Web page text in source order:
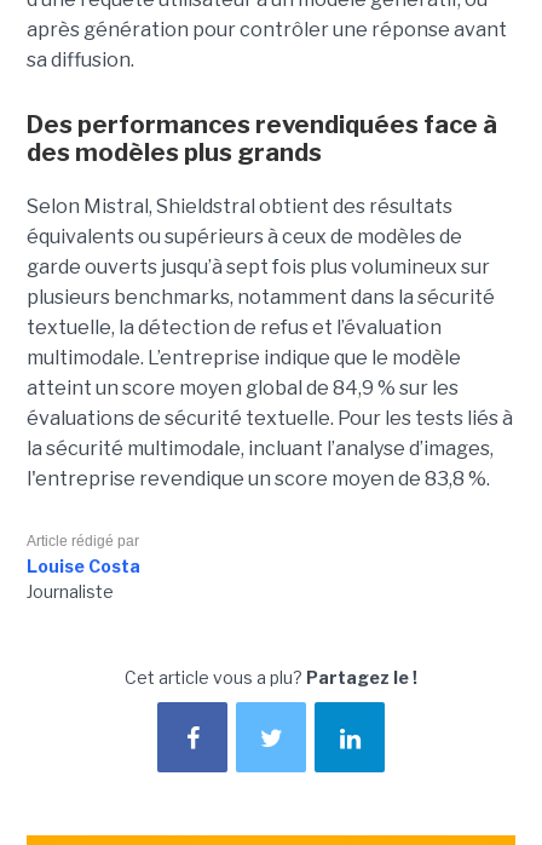
après génération pour contrôler une réponse avant
sa diffusion.
Des performances revendiquées face à
des modèles plus grands
Selon Mistral, Shieldstral obtient des résultats
équivalents ou supérieurs à ceux de modèles de
garde ouverts jusqu’à sept fois plus volumineux sur
plusieurs benchmarks, notamment dans la sécurité
textuelle, la détection de refus et l’évaluation
multimodale. L’entreprise indique que le modèle
atteint un score moyen global de 84,9 % sur les
évaluations de sécurité textuelle. Pour les tests liés à
la sécurité multimodale, incluant l’analyse d’images,
l'entreprise revendique un score moyen de 83,8 %.
Article rédigé par
Louise Costa
Journaliste
Cet article vous a plu? Partagez le !